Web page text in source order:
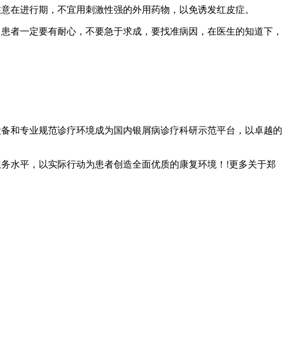
进行期，不宜用刺激性强的外用药物，以免诱发红皮症。
者一定要有耐心，不要急于求成，要找准病因，在医生的知道下，
和专业规范诊疗环境成为国内银屑病诊疗科研示范平台，以卓越的
水平，以实际行动为患者创造全面优质的康复环境！!更多关于郑